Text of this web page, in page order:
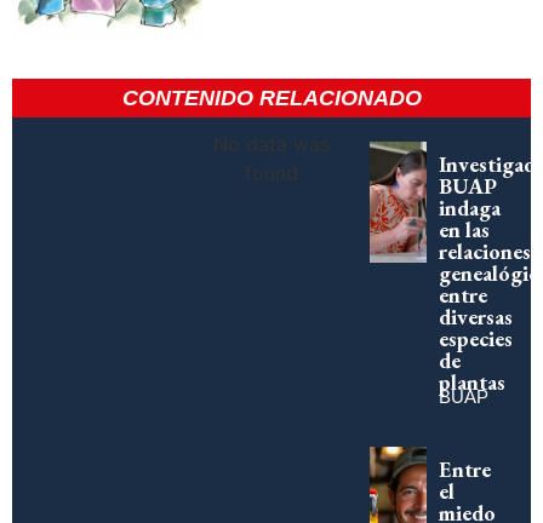
CONTENIDO RELACIONADO
No data was
found
BUAP
indaga
en las
relaciones
entre
diversas
especies
de
plantas
BUAP
Entre
el
miedo